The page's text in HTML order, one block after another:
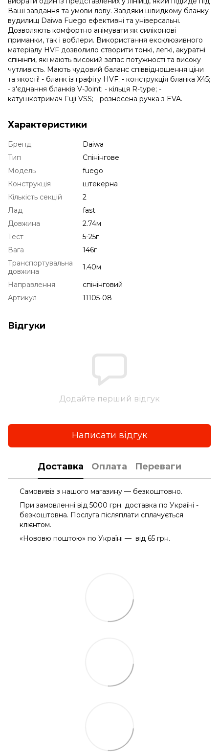
Ваші завдання та умови лову. Завдяки швидкому бланку
вудилищ Daiwa Fuego ефективні та універсальні.
Дозволяють комфортно анімувати як силіконові
приманки, так і воблери. Використання ексклюзивного
матеріалу HVF дозволило створити тонкі, легкі, акуратні
спінінги, які мають високий запас потужності та високу
чутливість. Мають чудовий баланс співвідношення ціни
та якості! - бланк із графіту HVF; - конструкція бланка X45;
- з'єднання бланків V-Joint; - кільця R-type; -
катушкотримач Fuji VSS; - рознесена ручка з EVA.
Характеристики
Бренд
Daiwa
Тип
Спінінгове
Модель
fuego
Конструкція
штекерна
Кількість секцій
2
Лад
fast
Довжина
2.74м
Тест
5-25г
Вага
146г
Транспортувальна
довжина
1.40м
Направлення
спінінговий
Артикул
11105-08
Відгуки
Додайте перший відгук
Написати відгук
Доставка Оплата Переваги
Самовивіз з нашого магазину — безкоштовно.
При замовленні від 5000 грн. доставка по Україні -
безкоштовна. Послуга післяплати сплачується
клієнтом.
«Нововю поштою» по Україні — від 65 грн.